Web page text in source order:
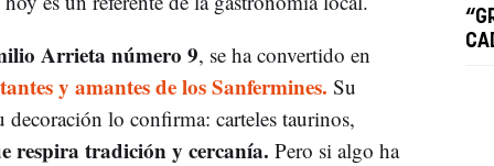
Arrieta número 9, se ha convertido en
y amantes de los Sanfermines. Su
lo confirma: carteles taurinos,
respira tradición y cercanía. Pero si algo ha